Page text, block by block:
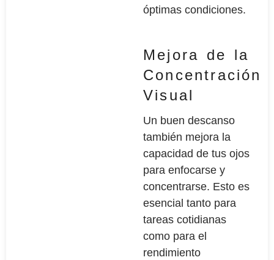
óptimas condiciones.
Mejora de la
Concentración
Visual
Un buen descanso
también mejora la
capacidad de tus ojos
para enfocarse y
concentrarse. Esto es
esencial tanto para
tareas cotidianas
como para el
rendimiento